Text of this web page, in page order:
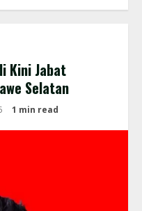
Kini Jabat
Selatan
1 min read